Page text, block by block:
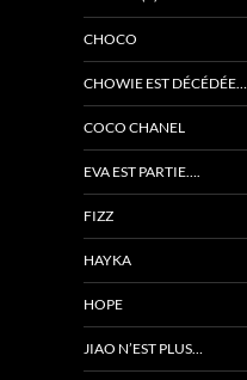
CHOCO
CHOWIE EST DÉCÉDÉE….
COCO CHANEL
EVA EST PARTIE….
FIZZ
HAYKA
HOPE
JIAO N’EST PLUS…